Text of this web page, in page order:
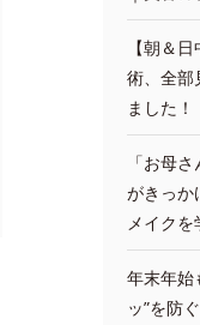
【朝＆
術、全部
ました！
「お母
がきっか
メイク
年末年始
ッ”を防